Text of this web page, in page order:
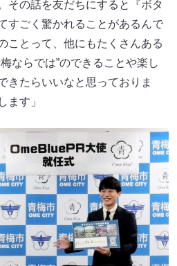
その話を友だちにすると『ボタ
すごく驚かれることがあるんで
ことって、他にもたくさんある
ならでは”のできることや楽し
きたらいいなと思っておりま
ます」